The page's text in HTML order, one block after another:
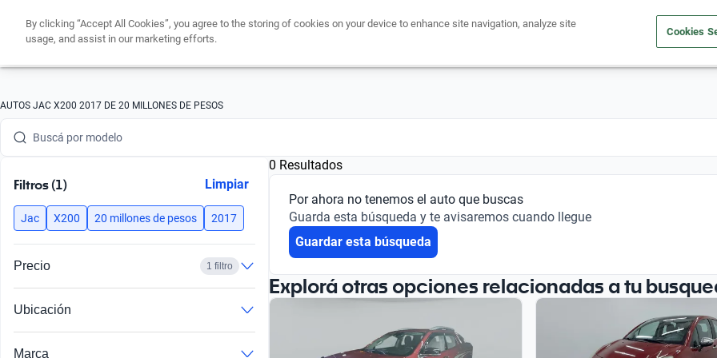
Comprá un auto Outlet
AUTOS JAC X200 2017 DE 20 MILLONES DE PESOS
Buscá por marca
Buscá por modelo
Buscá por año
Buscá por marca
Buscá por versión
Buscá por año
Filtros (1) Limpiar
Jac X200 20 millones de pesos 2017
Precio 1 filtro
Ubicación
Marca
0 Resultados
Por ahora no tenemos el auto que buscas
Guarda esta búsqueda y te avisaremos cuando llegue
Guardar esta búsqueda
Explorá otras opciones relacionadas a tu
By clicking “Accept All Cookies”, you agree to the storing of cookies on your device to enhance site navigation, analyze site
usage, and assist in our marketing efforts.
Cookies